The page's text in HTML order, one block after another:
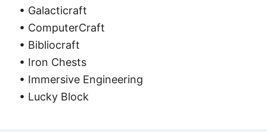
• Galacticraft
• ComputerCraft
• Bibliocraft
• Iron Chests
• Immersive Engineering
• Lucky Block